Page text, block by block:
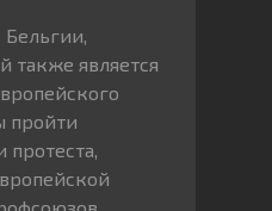
Бельгии,
также является
пройти